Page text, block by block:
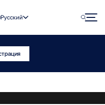
Русский